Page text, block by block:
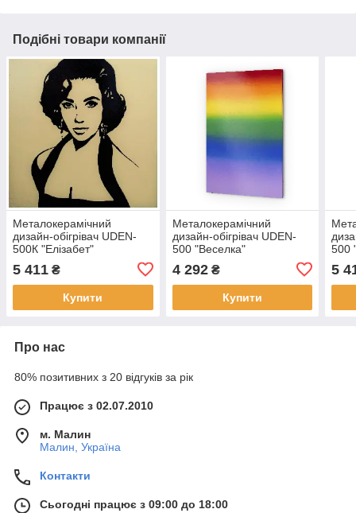
Подібні товари компанії
Металокерамічний
дизайн-обігрівач UDEN-
500К "Елізабет"
5 411 ₴
Купити
Металокерамічний
дизайн-обігрівач UDEN-
500 "Веселка"
4 292₴
Купити
500
5
Про нас
80% позитивних з 20 відгуків за рік
Працює з 02.07.2010
м. Малин
Малин, Україна
Контакти
Сьогодні працює з 09:00 до 18:00